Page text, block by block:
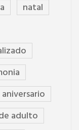
natal
aniversario
adulto